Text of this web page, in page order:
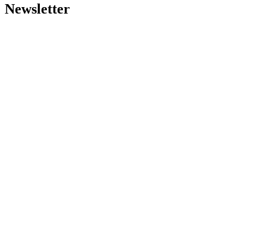
Newsletter